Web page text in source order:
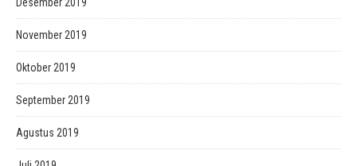
November 2019
Oktober 2019
September 2019
Agustus 2019